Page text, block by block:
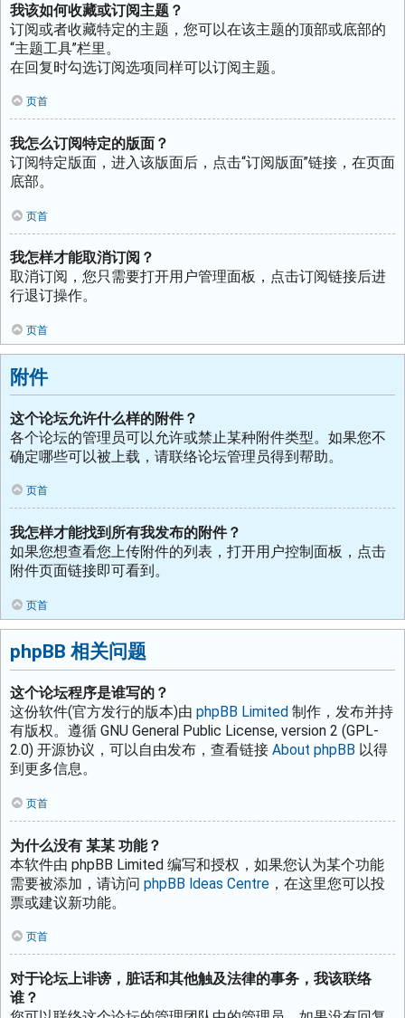
我该如何收藏或订阅主题？
订阅或者收藏特定的主题，您可以在该主题的顶部或底部的
“主题工具”栏里。
在回复时勾选订阅选项同样可以订阅主题。
页首
我怎么订阅特定的版面？
订阅特定版面，进入该版面后，点击“订阅版面”链接，在页面
底部。
页首
我怎样才能取消订阅？
取消订阅，您只需要打开用户管理面板，点击订阅链接后进
行退订操作。
页首
附件
这个论坛允许什么样的附件？
各个论坛的管理员可以允许或禁止某种附件类型。如果您不
确定哪些可以被上载，请联络论坛管理员得到帮助。
页首
我怎样才能找到所有我发布的附件？
如果您想查看您上传附件的列表，打开用户控制面板，点击
附件页面链接即可看到。
页首
phpBB 相关问题
这个论坛程序是谁写的？
这份软件(官方发行的版本)由 phpBB Limited 制作，发布并持
有版权。遵循 GNU General Public License, version 2 (GPL-
2.0) 开源协议，可以自由发布，查看链接 About phpBB 以得
到更多信息。
页首
为什么没有 某某 功能？
本软件由 phpBB Limited 编写和授权，如果您认为某个功能
需要被添加，请访问 phpBB Ideas Centre ，在这里您可以投
票或建议新功能。
页首
对于论坛上诽谤，脏话和其他触及法律的事务，我该联络
谁？